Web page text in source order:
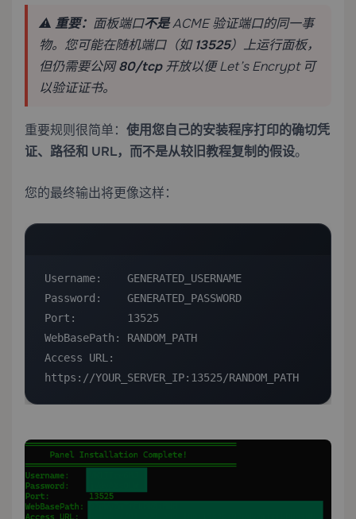
⚠️ 重要： 面板端口不是ACME 验证端口的同一事
物。您可能在随机端口（如13525）上运行面板，
但仍需要公网80/tcp开放以便 Let’s Encrypt 可
以验证证书。
重要规则很简单： 使用您自己的安装程序打印的确切凭
证、路径和 URL，而不是从较旧教程复制的假设。
您的最终输出将更像这样：
Username:    GENERATED_USERNAME
Password:    GENERATED_PASSWORD
Port:        13525
WebBasePath: RANDOM_PATH
Access URL:
https://YOUR_SERVER_IP:13525/RANDOM_PATH